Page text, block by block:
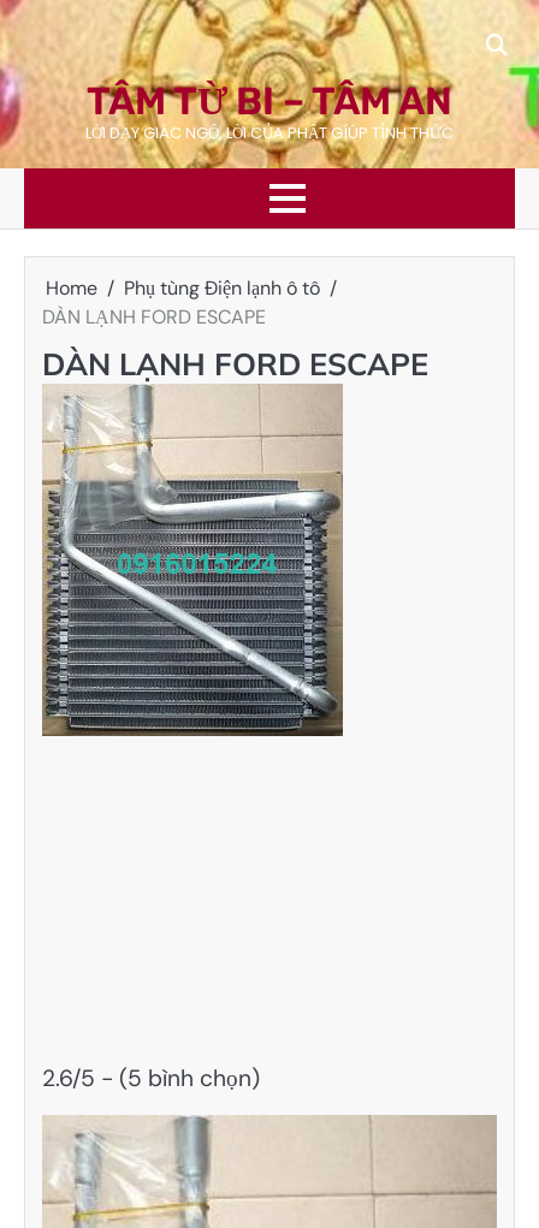
Skip
to
content
TÂM TỪ BI – TÂM AN
LỜI DẠY GIÁC NGỘ, LỜI CỦA PHẬT GÍÚP TỈNH THỨC
Home
Phụ tùng Điện lạnh ô tô
DÀN LẠNH FORD ESCAPE
DÀN LẠNH FORD ESCAPE
2.6/5 - (5 bình chọn)